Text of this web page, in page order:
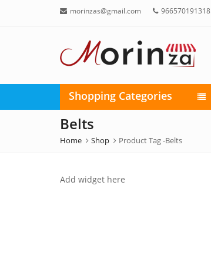
morinzas@gmail.com 966570191318
Shopping Categories
Belts
Home Shop Product Tag -Belts
Add widget here